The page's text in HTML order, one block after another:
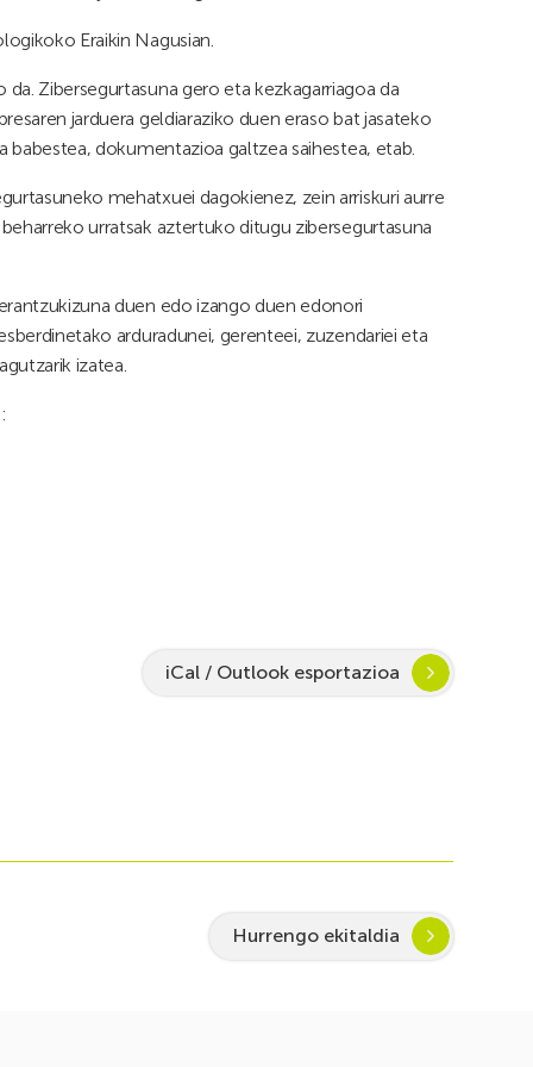
Eraikin Nagusian.
Zibersegurtasuna gero eta kezkagarriagoa da
jarduera geldiaraziko duen eraso bat jasateko
babestea, dokumentazioa galtzea saihestea, etab.
mehatxuei dagokienez, zein arriskuri aurre
urratsak aztertuko ditugu zibersegurtasuna
duen edo izango duen edonori
arduradunei, gerenteei, zuzendariei eta
izatea.
iCal / Outlook esportazioa
Hurrengo ekitaldia